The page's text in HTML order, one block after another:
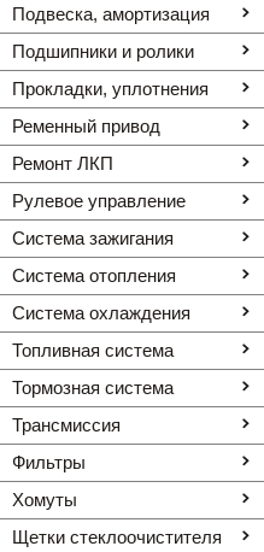
Подвеска, амортизация
Подшипники и ролики
Прокладки, уплотнения
Ременный привод
Ремонт ЛКП
Рулевое управление
Система зажигания
Система отопления
Система охлаждения
Топливная система
Тормозная система
Трансмиссия
Фильтры
Хомуты
Щетки стеклоочистителя